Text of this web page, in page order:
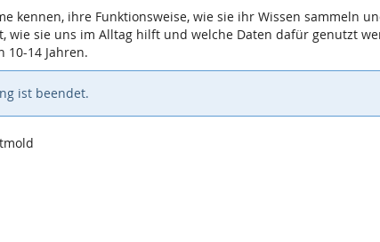
kennen, ihre Funktionsweise, wie sie ihr Wissen sammeln
wie sie uns im Alltag hilft und welche Daten dafür genutzt
10-14 Jahren.
ist beendet.